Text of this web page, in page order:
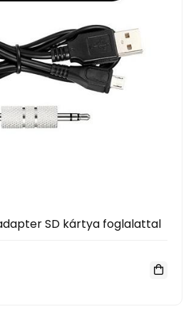
SD kártya foglalattal